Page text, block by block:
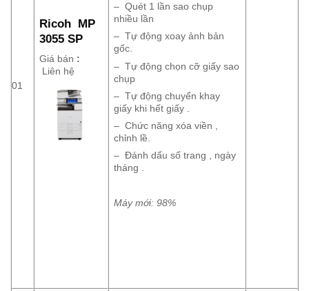
01
Ricoh MP
3055 SP
Giá bán :
Liên hệ
– Quét 1 lần sao chụp
nhiều lần
– Tự động xoay ảnh bản
gốc.
– Tự động chọn cỡ giấy sao
chụp
– Tự động chuyển khay
giấy khi hết giấy .
– Chức năng xóa viền ,
chỉnh lề.
– Đánh dấu số trang , ngày
tháng .
Máy mới: 98%